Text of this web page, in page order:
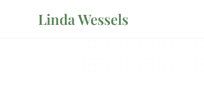
Linda Wessels